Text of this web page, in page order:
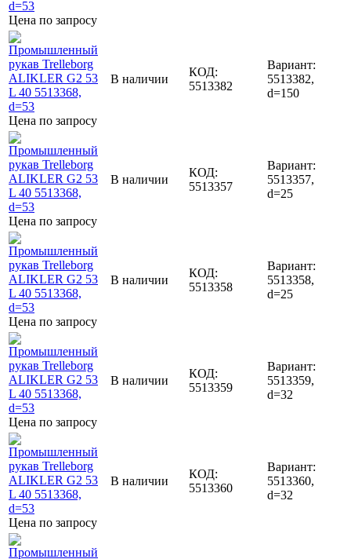
Цена по запросу
Цена по запросу
В наличии
КОД:
5513382
Вариант:
5513382,
d=150
Цена по запросу
В наличии
КОД:
5513357
Вариант:
5513357,
d=25
Цена по запросу
В наличии
КОД:
5513358
Вариант:
5513358,
d=25
Цена по запросу
В наличии
КОД:
5513359
Вариант:
5513359,
d=32
Цена по запросу
В наличии
КОД:
5513360
Вариант:
5513360,
d=32